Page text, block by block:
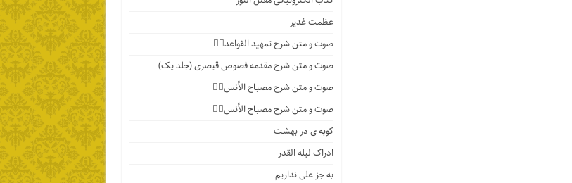
عظمت غدیر
صوت و متن شرح تمهید القواعد۱️⃣
صوت و متن شرح مقدمه فصوص قیصری (جلد یک)
صوت و متن شرح مصباح الأنس۷️⃣
صوت و متن شرح مصباح الأنس۶️⃣
کوبه ی در بهشت
ادراک لیله القدر
به جز علی نداریم